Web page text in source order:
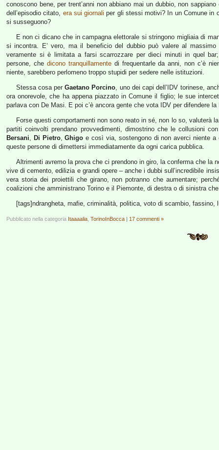
conoscono bene, per trent’anni non abbiano mai un dubbio, non
dell’episodio citato, era sui giornali per gli stessi motivi? In un Comune in
si susseguono?
E non ci dicano che in campagna elettorale si stringono migliaia di
si incontra. E’ vero, ma il beneficio del dubbio può valere al
veramente si è limitata a farsi scarrozzare per dieci minuti in quel
persone, che dicono tranquillamentedi frequentarle da anni, non c’è
niente, sarebbero perlomeno troppo stupidi per sedere nelle istituzioni.
Stessa cosa perGaetano Porcino, uno dei capi dell’IDV torinese,
ora onorevole, che ha appena piazzato in Comune il figlio; le sue
parlava con De Masi. E poi c’è ancora gente che vota IDV per difendere
Forse questi comportamenti non sono reato in sé, non lo so, valuterà
partiti coinvolti prendano provvedimenti, dimostrino che le collusioni
Bersani, Di Pietro,Ghigo e così via, sostengono di non averci niente
queste persone di dimettersi immediatamente da ogni carica pubblica.
Altrimenti avremo la prova che ci prendono in giro, la conferma che la
vive di cemento, edilizia e grandi opere – anche i dubbi sull’incredibile
vera storia dei proiettili che girano, non potranno che aumentare;
coalizioni che amministrano Torino e il Piemonte, di destra o di sinistra
[tags]ndrangheta, mafie, criminalità, politica, voto di scambio,
Pubblicato nella categoria Itaaaalia TorinoInBocca | 17 commenti »